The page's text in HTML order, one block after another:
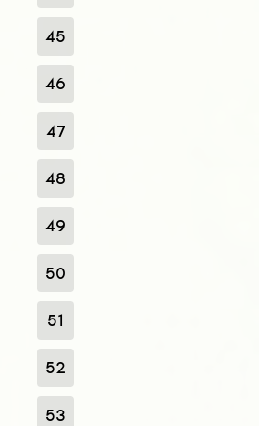
45
46
47
48
49
50
51
52
53